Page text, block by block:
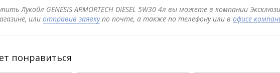
Лукойл GENESIS ARMORTECH DIESEL 5W30 4л вы можете в компании
или отправив заявкупо почте, а также по телефону или в офисе
понравиться